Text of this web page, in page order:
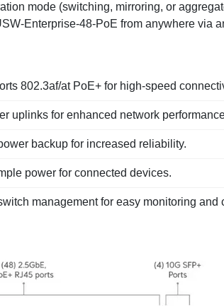
mode (switching, mirroring, or
Enterprise-48-PoE from anywhere via
802.3af/at PoE+ for high-speed
uplinks for enhanced network
backup for increased reliability.
power for connected devices.
management for easy monitoring and